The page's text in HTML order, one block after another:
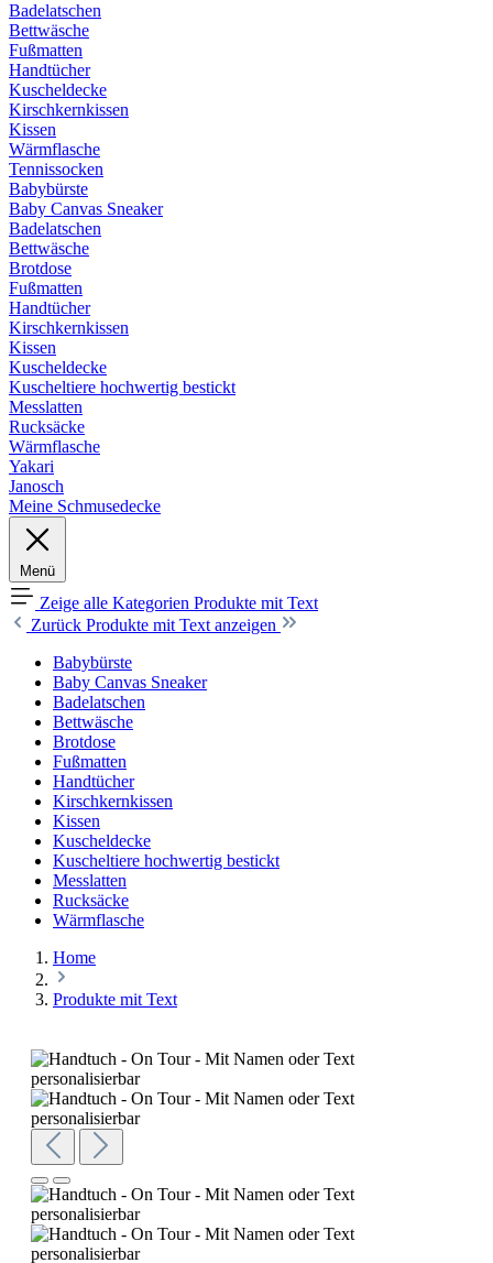
Badelatschen
Bettwäsche
Fußmatten
Handtücher
Kuscheldecke
Kirschkernkissen
Kissen
Wärmflasche
Tennissocken
Babybürste
Baby Canvas Sneaker
Badelatschen
Bettwäsche
Brotdose
Fußmatten
Handtücher
Kirschkernkissen
Kissen
Kuscheldecke
Kuscheltiere hochwertig bestickt
Messlatten
Rucksäcke
Wärmflasche
Yakari
Janosch
Meine Schmusedecke
Menü
Zeige alle Kategorien Produkte mit Text
Zurück Produkte mit Text anzeigen
Babybürste
Baby Canvas Sneaker
Badelatschen
Bettwäsche
Brotdose
Fußmatten
Handtücher
Kirschkernkissen
Kissen
Kuscheldecke
Kuscheltiere hochwertig bestickt
Messlatten
Rucksäcke
Wärmflasche
Home
Produkte mit Text